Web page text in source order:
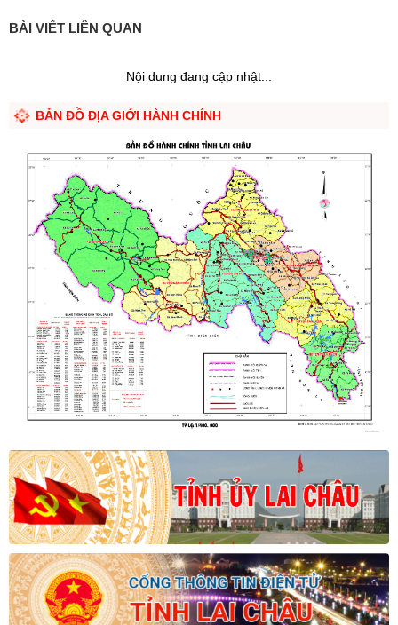
BÀI VIẾT LIÊN QUAN
Nội dung đang cập nhật...
BẢN ĐỒ ĐỊA GIỚI HÀNH CHÍNH